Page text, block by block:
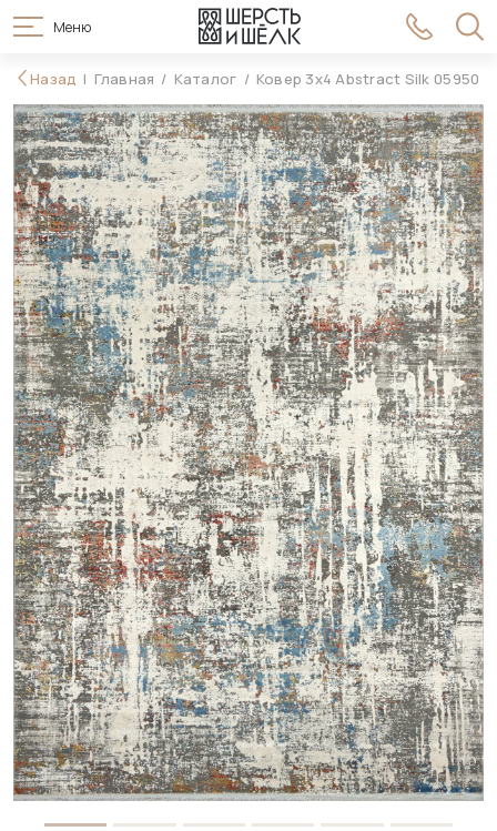
Меню
358 990 ₽ 396 990 ₽ В корзину
Назад Главная Каталог Ковер 3x4 Abstract Silk 05950